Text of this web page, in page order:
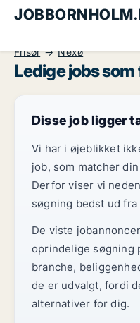
Frisør
Nexø
Ledige jobs som
Disse job ligger
Vi har i øjeblikket
job, som matcher
Derfor viser vi
søgning bedst ud
De viste
oprindelige søgning
branche,
de er udvalgt, fordi
alternativer for dig.